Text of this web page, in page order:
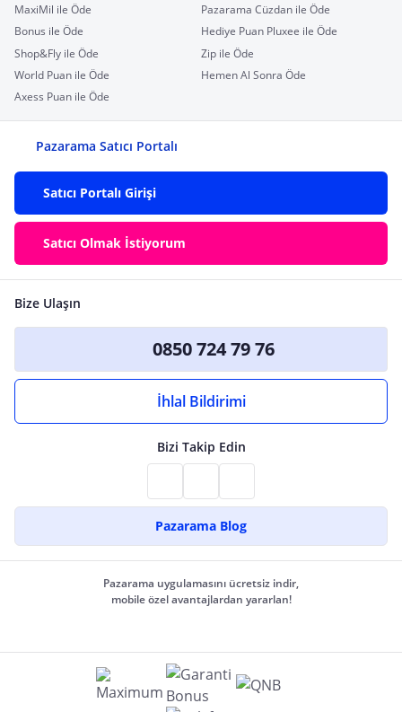
MaxiMil ile Öde
Pazarama Cüzdan ile Öde
Bonus ile Öde
Hediye Puan Pluxee ile Öde
Shop&Fly ile Öde
Zip ile Öde
World Puan ile Öde
Hemen Al Sonra Öde
Axess Puan ile Öde
Pazarama Satıcı Portalı
Satıcı Portalı Girişi
Satıcı Olmak İstiyorum
Bize Ulaşın
0850 724 79 76
İhlal Bildirimi
Bizi Takip Edin
Pazarama Blog
Pazarama uygulamasını ücretsiz indir,
mobile özel avantajlardan yararlan!